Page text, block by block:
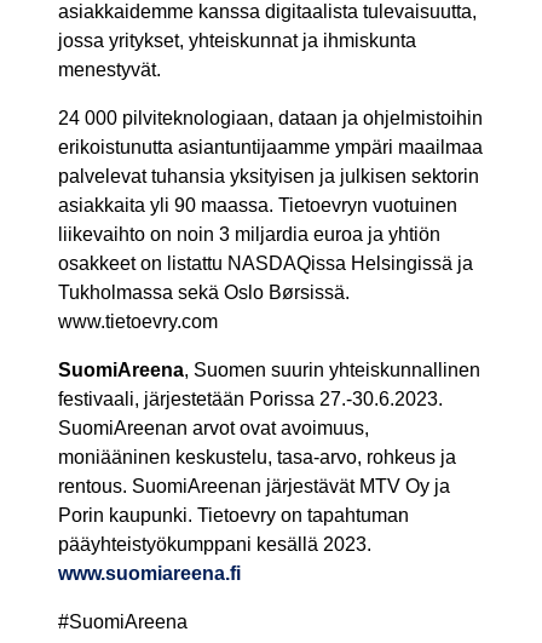
asiakkaidemme kanssa digitaalista tulevaisuutta,
jossa yritykset, yhteiskunnat ja ihmiskunta
menestyvät.
24 000 pilviteknologiaan, dataan ja ohjelmistoihin
erikoistunutta asiantuntijaamme ympäri maailmaa
palvelevat tuhansia yksityisen ja julkisen sektorin
asiakkaita yli 90 maassa. Tietoevryn vuotuinen
liikevaihto on noin 3 miljardia euroa ja yhtiön
osakkeet on listattu NASDAQissa Helsingissä ja
Tukholmassa sekä Oslo Børsissä.
www.tietoevry.com
SuomiAreena, Suomen suurin yhteiskunnallinen
festivaali, järjestetään Porissa 27.-30.6.2023.
SuomiAreenan arvot ovat avoimuus,
moniääninen keskustelu, tasa-arvo, rohkeus ja
rentous. SuomiAreenan järjestävät MTV Oy ja
Porin kaupunki. Tietoevry on tapahtuman
pääyhteistyökumppani kesällä 2023.
www.suomiareena.fi
#SuomiAreena